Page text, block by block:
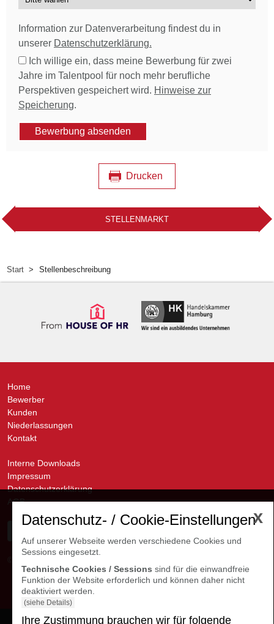
Information zur Datenverarbeitung findest du in
unserer Datenschutzerklärung.
Ich willige ein, dass meine Bewerbung für zwei
Jahre im Talentpool für noch mehr berufliche
Perspektiven gespeichert wird. Hinweise zur
Speicherung.
Bewerbung absenden
Drucken
STELLENMARKT
Start Stellenbeschreibung
Home
Bewerber
Kunden
Niederlassungen
Kontakt
Interne Downloads
Impressum
Datenschutzerklärung
AGB
Kontakte Niederlassungen
x
Datenschutz- / Cookie-Einstellungen
Auf unserer Webseite werden verschiedene Cookies und
Sessions eingesetzt.
Technische Cookies / Sessions sind für die einwandfreie
Funktion der Website erforderlich und können daher nicht
deaktiviert werden.
(siehe Details)
Ihre Zustimmung brauchen wir für folgende